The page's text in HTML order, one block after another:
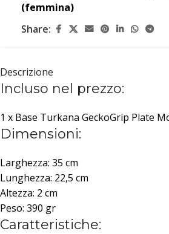
(femmina)
Share:
Descrizione
Incluso nel prezzo:
1 x Base Turkana GeckoGrip Plate
Dimensioni:
Larghezza: 35 cm
Lunghezza: 22,5 cm
Altezza: 2 cm
Peso: 390 gr
Caratteristiche: